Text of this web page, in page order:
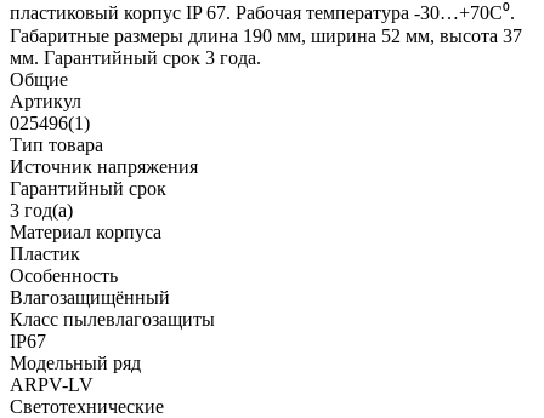
пластиковый корпус IP 67. Рабочая температура -30…+70C⁰.
Габаритные размеры длина 190 мм, ширина 52 мм, высота 37
мм. Гарантийный срок 3 года.
Общие
Артикул
025496(1)
Тип товара
Источник напряжения
Гарантийный срок
3 год(а)
Материал корпуса
Пластик
Особенность
Влагозащищённый
Класс пылевлагозащиты
IP67
Модельный ряд
ARPV-LV
Светотехнические